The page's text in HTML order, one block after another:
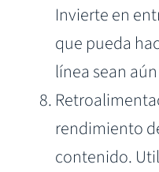
Invierte en
que pueda
línea sean
rendimiento
contenido.